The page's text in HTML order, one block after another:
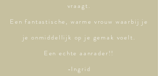
vraagt.
Een fantastische, warme vrouw waarbij je
je onmiddellijk op je gemak voelt.
Een echte aanrader!!
-Ingrid